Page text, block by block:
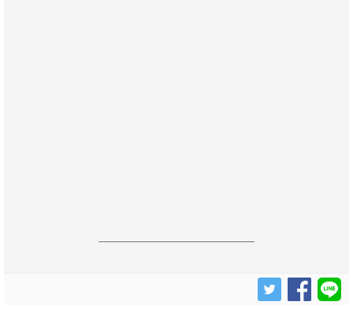
------------------------------------------------------------------